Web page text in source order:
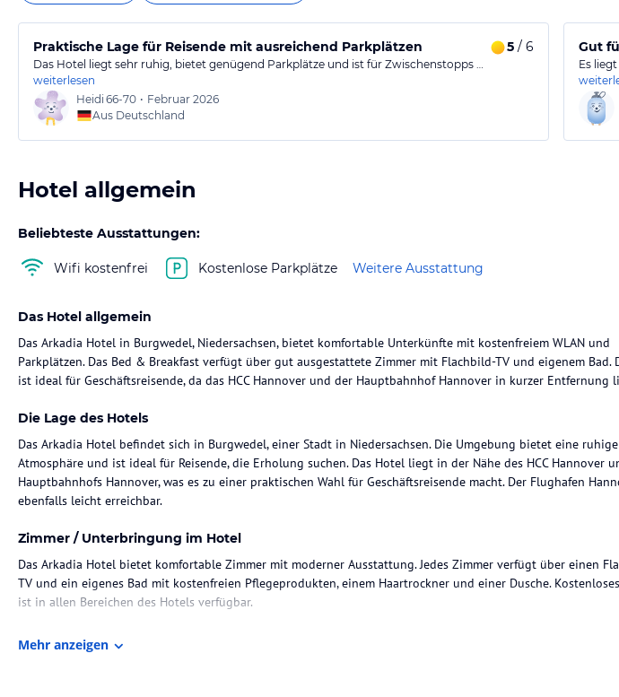
Praktische Lage für Reisende mit ausreichend Parkplätzen 5 / 6
Das Hotel liegt sehr ruhig, bietet genügend Parkplätze und ist für Zwischenstopps …
weiterlesen
Heidi 66-70 • Februar 2026
Aus Deutschland
Gut
Es
Hotel allgemein
Beliebteste Ausstattungen:
Wifi kostenfrei Kostenlose Parkplätze Weitere Ausstattung
Das Hotel allgemein
Das Arkadia Hotel in Burgwedel, Niedersachsen, bietet komfortable Unterkünfte mit kostenfreiem WLAN und
Parkplätzen. Das Bed & Breakfast verfügt über gut ausgestattete Zimmer mit Flachbild-TV und eigenem Bad.
ist ideal für Geschäftsreisende, da das HCC Hannover und der Hauptbahnhof Hannover in kurzer Entfernung
Die Lage des Hotels
Das Arkadia Hotel befindet sich in Burgwedel, einer Stadt in Niedersachsen. Die Umgebung bietet eine ruhige
Atmosphäre und ist ideal für Reisende, die Erholung suchen. Das Hotel liegt in der Nähe des HCC Hannover
Hauptbahnhofs Hannover, was es zu einer praktischen Wahl für Geschäftsreisende macht. Der Flughafen
ebenfalls leicht erreichbar.
Zimmer / Unterbringung im Hotel
Das Arkadia Hotel bietet komfortable Zimmer mit moderner Ausstattung. Jedes Zimmer verfügt über einen
TV und ein eigenes Bad mit kostenfreien Pflegeprodukten, einem Haartrockner und einer Dusche.
ist in allen Bereichen des Hotels verfügbar.
Gastronomie im Hotel
Mehr anzeigen